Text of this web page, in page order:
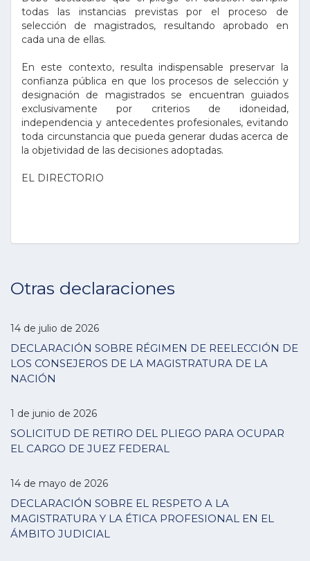
todas las instancias previstas por el proceso de
selección de magistrados, resultando aprobado en
cada una de ellas.
En este contexto, resulta indispensable preservar la
confianza pública en que los procesos de selección y
designación de magistrados se encuentran guiados
exclusivamente por criterios de idoneidad,
independencia y antecedentes profesionales, evitando
toda circunstancia que pueda generar dudas acerca de
la objetividad de las decisiones adoptadas.
EL DIRECTORIO
Otras declaraciones
14 de julio de 2026
DECLARACIÓN SOBRE RÉGIMEN DE REELECCIÓN DE
LOS CONSEJEROS DE LA MAGISTRATURA DE LA
NACIÓN
1 de junio de 2026
SOLICITUD DE RETIRO DEL PLIEGO PARA OCUPAR
EL CARGO DE JUEZ FEDERAL
14 de mayo de 2026
DECLARACIÓN SOBRE EL RESPETO A LA
MAGISTRATURA Y LA ÉTICA PROFESIONAL EN EL
ÁMBITO JUDICIAL